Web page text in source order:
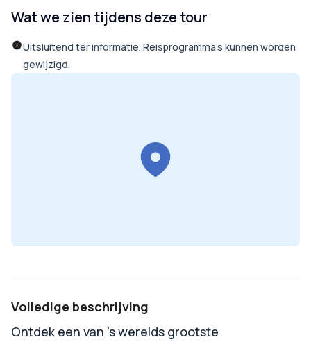
Wat we zien tijdens deze tour
Uitsluitend ter informatie. Reisprogramma’s kunnen worden
gewijzigd.
Volledige beschrijving
Ontdek een van ’s werelds grootste